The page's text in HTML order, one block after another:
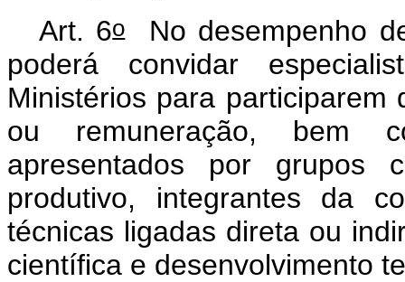
Art. 6oNo desempenho
poderá convidar
Ministérios para
ou remuneração, bem
apresentados por grupos
produtivo, integrantes da
técnicas ligadas direta ou
científica e desenvolvimento